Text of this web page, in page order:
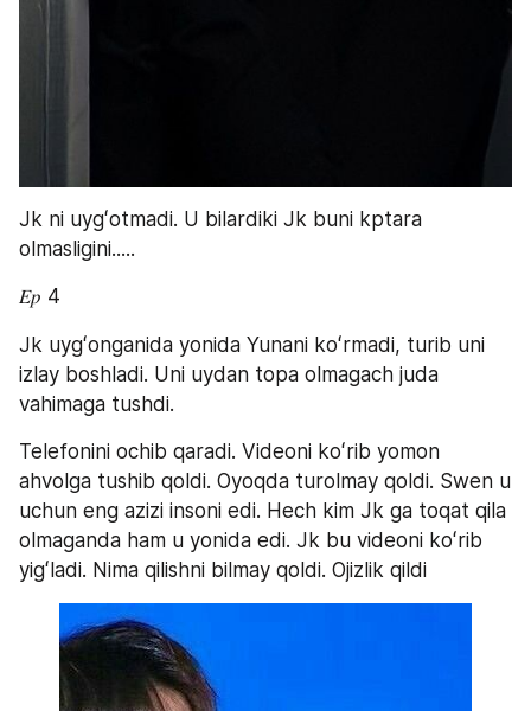
Jk ni uygʻotmadi. U bilardiki Jk buni kptara
olmasligini.....
𝐸𝑝 4
Jk uygʻonganida yonida Yunani koʻrmadi, turib uni
izlay boshladi. Uni uydan topa olmagach juda
vahimaga tushdi.
Telefonini ochib qaradi. Videoni koʻrib yomon
ahvolga tushib qoldi. Oyoqda turolmay qoldi. Swen u
uchun eng azizi insoni edi. Hech kim Jk ga toqat qila
olmaganda ham u yonida edi. Jk bu videoni koʻrib
yigʻladi. Nima qilishni bilmay qoldi. Ojizlik qildi